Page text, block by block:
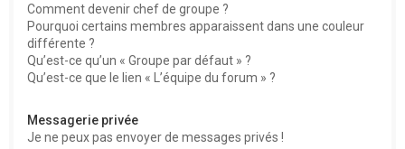
Comment devenir chef de groupe ?
Pourquoi certains membres apparaissent dans une couleur
différente ?
Qu’est-ce qu’un « Groupe par défaut » ?
Qu’est-ce que le lien « L’équipe du forum » ?
Messagerie privée
Je ne peux pas envoyer de messages privés !